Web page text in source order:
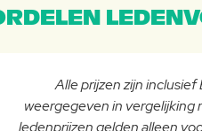
Alle prijzen zijn
weergegeven in vergelijking
ledenprijzen gelden alleen